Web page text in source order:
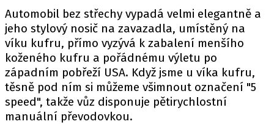
VYDAVATEL
INZERCE
OSOBNÍ ÚDAJE / COOKIES
Provozovatelem serveru autoroad.cz je
Automobil bez střechy vypadá velmi elegantně a
jeho stylový nosič na zavazadla, umístěný na
víku kufru, přímo vyzývá k zabalení menšího
koženého kufru a pořádnému výletu po
západním pobřeží USA. Když jsme u víka kufru,
těsně pod ním si můžeme všimnout označení "5
speed", takže vůz disponuje pětirychlostní
manuální převodovkou.